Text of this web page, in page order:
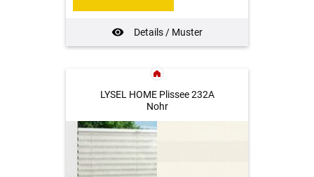
Details / Muster
LYSEL HOME Plissee 232A
Nohr